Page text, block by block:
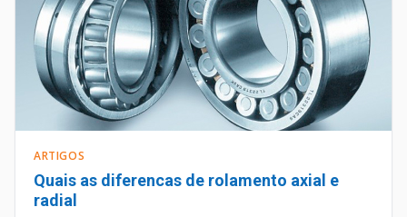
ARTIGOS
Quais as diferencas de rolamento axial e
radial